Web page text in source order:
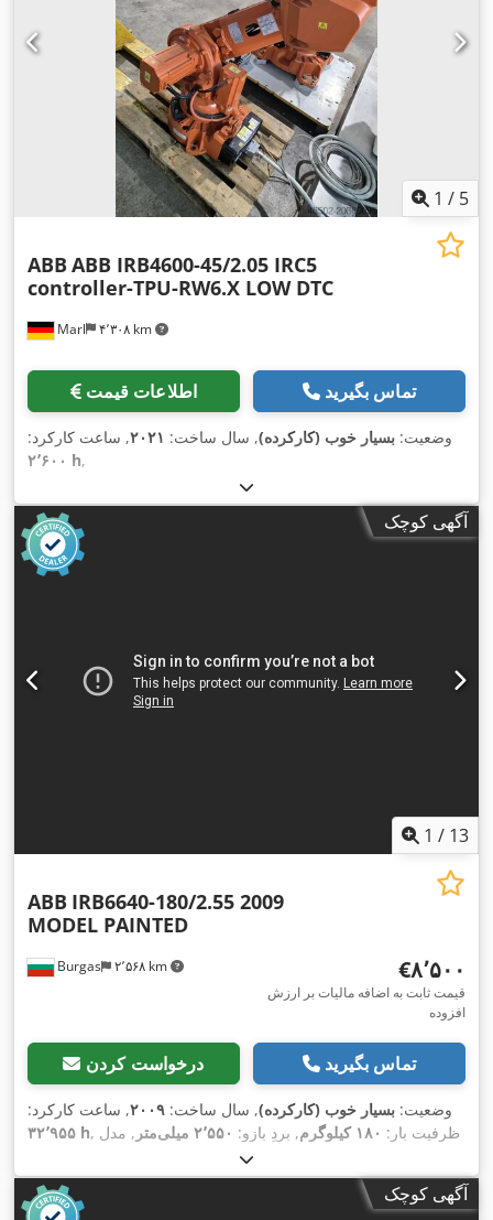
1 / 5
Marl ۴٬۳۰۸ km
ABB ABB IRB4600-45/2.05 IRC5
controller-TPU-RW6.X LOW DTC
اطلاعات قیمت تماس بگیرید
وضعیت: بسیار خوب (کارکرده), سال ساخت: ۲۰۲۱, ساعت کارکرد:
۲٬۶۰۰ h,
آگهی کوچک
1 / 13
Burgas ۲٬۵۶۸ km
ABB IRB6640-180/2.55 2009
MODEL PAINTED
‎€۸٬۵۰۰
قیمت ثابت به اضافه مالیات بر ارزش
افزوده
درخواست کردن تماس بگیرید
وضعیت: بسیار خوب (کارکرده), سال ساخت: ۲۰۰۹, ساعت کارکرد:
۳۲٬۹۵۵ h
, ظرفیت بار: ۱۸۰ کیلوگرم , بردِ بازو: ۲٬۵۵۰ میلی‌متر
, مدل
آگهی کوچک